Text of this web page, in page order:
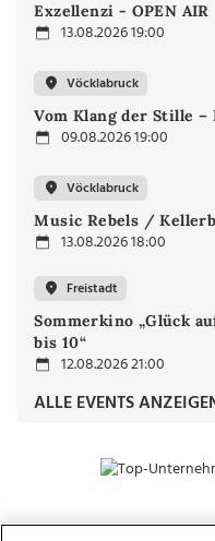
Exzellenzi - OPEN AIR
13.08.2026 19:00
Vöcklabruck
Vom Klang der Stille –
09.08.2026 19:00
Vöcklabruck
Music Rebels /
13.08.2026 18:00
Freistadt
Sommerkino „Glück
bis 10“
12.08.2026 21:00
ALLE EVENTS